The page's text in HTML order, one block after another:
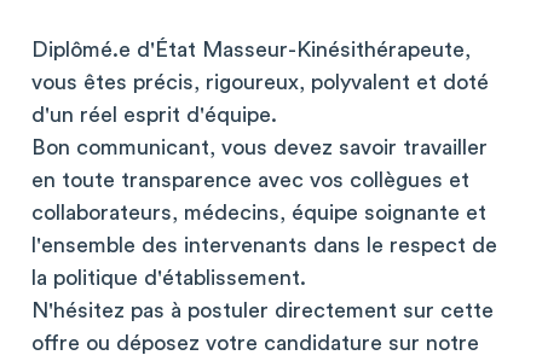
Diplômé.e d'État Masseur-Kinésithérapeute,
vous êtes précis, rigoureux, polyvalent et doté
d'un réel esprit d'équipe.
Bon communicant, vous devez savoir travailler
en toute transparence avec vos collègues et
collaborateurs, médecins, équipe soignante et
l'ensemble des intervenants dans le respect de
la politique d'établissement.
N'hésitez pas à postuler directement sur cette
offre ou déposez votre candidature sur notre